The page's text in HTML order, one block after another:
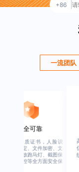
+86
一流团队
安全可靠
业权威资质证书，人脸识
、设备绑定、文件加密、文
水印、播放跑马灯、截图保
、权限管控等全方面安全保